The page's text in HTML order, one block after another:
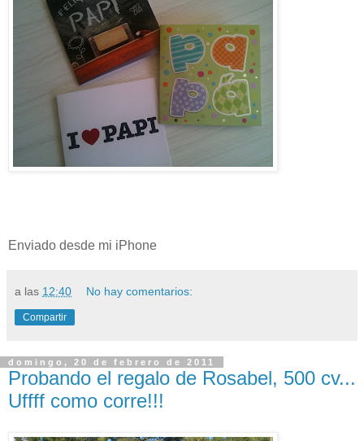
Enviado desde mi iPhone
a las 12:40 No hay comentarios:
Compartir
domingo, 20 de febrero de 2011
Probando el regalo de Rosabel, 500 cv...
Uffff como corre!!!